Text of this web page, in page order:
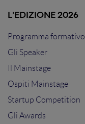
L'EDIZIONE 2026
Programma formativo
Gli Speaker
Il Mainstage
Ospiti Mainstage
Startup Competition
Gli Awards